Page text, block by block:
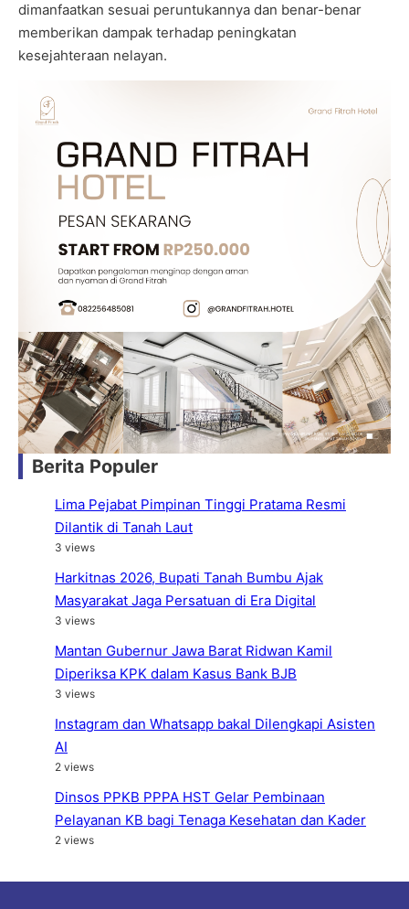
dimanfaatkan sesuai peruntukannya dan benar-benar
memberikan dampak terhadap peningkatan
kesejahteraan nelayan.
Berita Populer
Lima Pejabat Pimpinan Tinggi Pratama Resmi
Dilantik di Tanah Laut
3 views
Harkitnas 2026, Bupati Tanah Bumbu Ajak
Masyarakat Jaga Persatuan di Era Digital
3 views
Mantan Gubernur Jawa Barat Ridwan Kamil
Diperiksa KPK dalam Kasus Bank BJB
3 views
Instagram dan Whatsapp bakal Dilengkapi Asisten
AI
2 views
Dinsos PPKB PPPA HST Gelar Pembinaan
Pelayanan KB bagi Tenaga Kesehatan dan Kader
2 views